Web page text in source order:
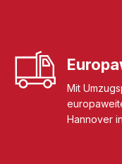
Mit
Hannover